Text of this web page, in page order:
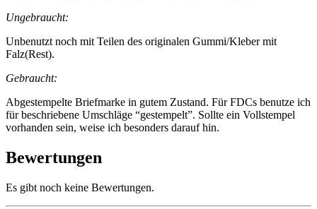
Ungebraucht:
Unbenutzt noch mit Teilen des originalen Gummi/Kleber mit
Falz(Rest).
Gebraucht:
Abgestempelte Briefmarke in gutem Zustand. Für FDCs benutze ich
für beschriebene Umschläge “gestempelt”. Sollte ein Vollstempel
vorhanden sein, weise ich besonders darauf hin.
Bewertungen
Es gibt noch keine Bewertungen.